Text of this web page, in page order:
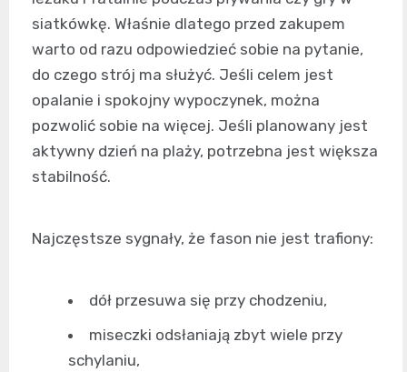
siatkówkę. Właśnie dlatego przed zakupem
warto od razu odpowiedzieć sobie na pytanie,
do czego strój ma służyć. Jeśli celem jest
opalanie i spokojny wypoczynek, można
pozwolić sobie na więcej. Jeśli planowany jest
aktywny dzień na plaży, potrzebna jest większa
stabilność.
Najczęstsze sygnały, że fason nie jest trafiony:
dół przesuwa się przy chodzeniu,
miseczki odsłaniają zbyt wiele przy
schylaniu,